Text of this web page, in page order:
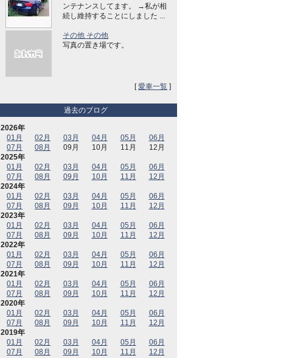
ンテナンスしてます。 →私が相
続し維持することにしました ...
その他 その他
写真の置き場です。
[愛車一覧 ]
過去のブログ
2026年
01月
02月 03月 04月 05月
06月
07月
08月 09月 10月 11月
12月
2025年
01月
02月 03月 04月 05月
06月
07月
08月 09月 10月 11月
12月
2024年
01月
02月 03月 04月 05月
06月
07月
08月 09月 10月 11月
12月
2023年
01月
02月 03月 04月 05月
06月
07月
08月 09月 10月 11月
12月
2022年
01月
02月 03月 04月 05月
06月
07月
08月 09月 10月 11月
12月
2021年
01月
02月 03月 04月 05月
06月
07月
08月 09月 10月 11月
12月
2020年
01月
02月 03月 04月 05月
06月
07月
08月 09月 10月 11月
12月
2019年
01月
02月 03月 04月 05月
06月
07月
08月 09月 10月 11月
12月